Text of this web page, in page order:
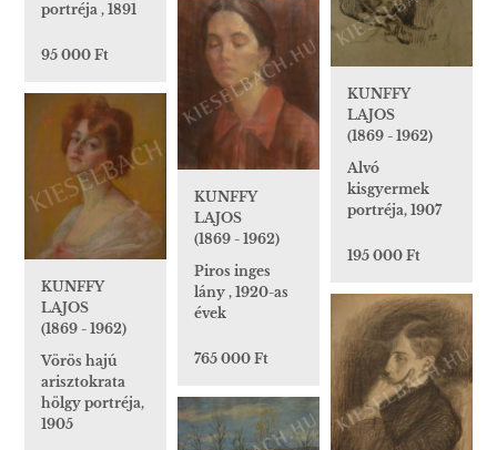
portréja , 1891
95 000 Ft
KUNFFY
LAJOS
(1869 - 1962)
Alvó
kisgyermek
portréja, 1907
195 000 Ft
KUNFFY
LAJOS
(1869 - 1962)
Piros inges
lány , 1920-as
évek
765 000 Ft
KUNFFY
LAJOS
(1869 - 1962)
Vörös hajú
arisztokrata
hölgy portréja,
1905